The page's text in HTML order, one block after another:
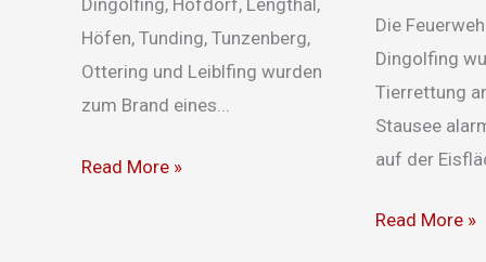
Dingolfing, Hofdorf, Lengthal,
Höfen, Tunding, Tunzenberg,
Ottering und Leiblfing wurden
zum Brand eines...
Read More »
Die
Dingolfing
Tierrettung
Stausee
auf der
Read More »